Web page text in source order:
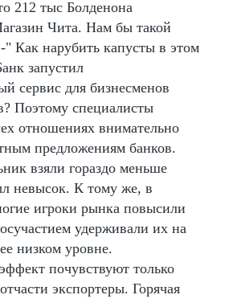
212 тыс Болденона
Чита. Нам бы такой
" Как нарубить капусты в этом
запустил
сервис для бизнесменов
Поэтому специалисты
отношениях внимательно
предложениям банков.
взяли гораздо меньше
невысок. К тому же, в
игроки рынка повысили
удерживали их на
низком уровне.
почувствуют только
экспортеры. Горячая